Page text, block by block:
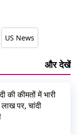
US News
और देखें
की कीमतों में भारी
पर, चांदी